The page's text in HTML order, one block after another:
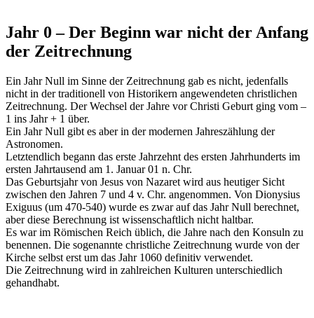
Jahr 0 – Der Beginn war nicht der Anfang
der Zeitrechnung
Ein Jahr Null im Sinne der Zeitrechnung gab es nicht, jedenfalls
nicht in der traditionell von Historikern angewendeten christlichen
Zeitrechnung. Der Wechsel der Jahre vor Christi Geburt ging vom –
1 ins Jahr + 1 über.
Ein Jahr Null gibt es aber in der modernen Jahreszählung der
Astronomen.
Letztendlich begann das erste Jahrzehnt des ersten Jahrhunderts im
ersten Jahrtausend am 1. Januar 01 n. Chr.
Das Geburtsjahr von Jesus von Nazaret wird aus heutiger Sicht
zwischen den Jahren 7 und 4 v. Chr. angenommen. Von Dionysius
Exiguus (um 470-540) wurde es zwar auf das Jahr Null berechnet,
aber diese Berechnung ist wissenschaftlich nicht haltbar.
Es war im Römischen Reich üblich, die Jahre nach den Konsuln zu
benennen. Die sogenannte christliche Zeitrechnung wurde von der
Kirche selbst erst um das Jahr 1060 definitiv verwendet.
Die Zeitrechnung wird in zahlreichen Kulturen unterschiedlich
gehandhabt.